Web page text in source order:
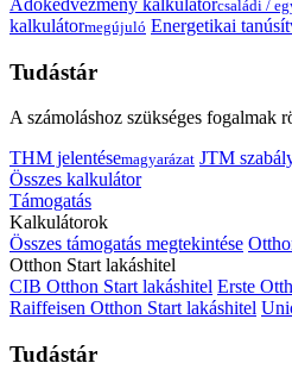
családi /
kalkulátormegújuló Energetikai
Tudástár
A számoláshoz szükséges fogalmak
THM jelentésemagyarázat JTM
Összes kalkulátor
Támogatás
Kalkulátorok
Összes támogatás megtekintése
Otthon Start lakáshitel
CIB Otthon Start lakáshitel Erste
Raiffeisen Otthon Start lakáshitel
Tudástár